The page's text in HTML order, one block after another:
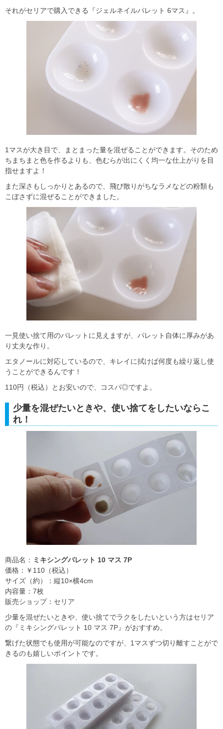
それがセリアで購入できる『ジェルネイルパレット 6マス』。
1マスが大き目で、まとまった量を混ぜることができます。そのため
ちまちまと色を作るよりも、色むらが出にくく均一な仕上がりを目
指せますよ！
また深さもしっかりとあるので、飛び散りがちなラメなどの粉類も
こぼさずに混ぜることができました。
一見使い捨て用のパレットに見えますが、パレット自体に厚みがあ
り丈夫な作り。
エタノールに対応しているので、キレイに拭けば何度も繰り返し使
うことができるんです！
110円（税込）とお安いので、コスパ◎ですよ。
少量を混ぜたいときや、使い捨てをしたいならこ
れ！
商品名： ミキシングパレット 10 マス 7P
価格：￥110（税込）
サイズ（約）：縦10×横4cm
内容量：7枚
販売ショップ：セリア
少量を混ぜたいときや、使い捨てでラクをしたいという方はセリア
の『ミキシングパレット 10 マス 7P』がおすすめ。
繋げた状態でも使用が可能なのですが、1マスずつ切り離すことがで
きるのも嬉しいポイントです。